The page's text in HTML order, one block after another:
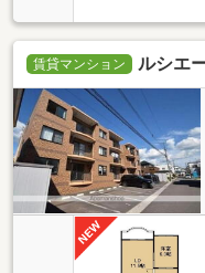
賃貸マンション ルシエ